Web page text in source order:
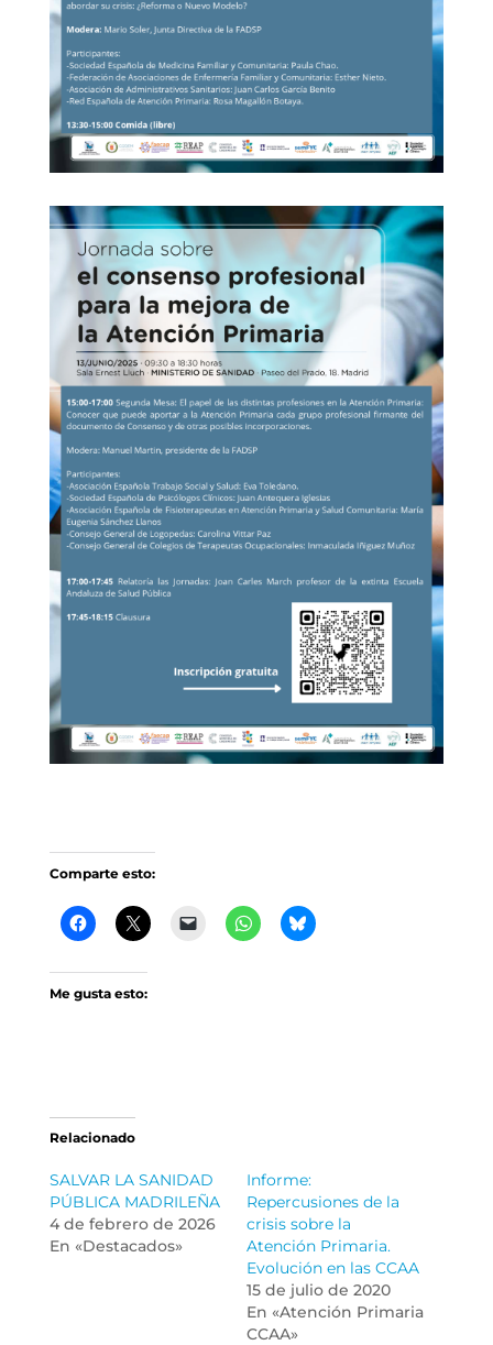
Comparte esto:
Me gusta esto:
Relacionado
SALVAR LA SANIDAD
PÚBLICA MADRILEÑA
4 de febrero de 2026
En «Destacados»
Informe:
Repercusiones de la
crisis sobre la
Atención Primaria.
Evolución en las CCAA
15 de julio de 2020
En «Atención Primaria
CCAA»